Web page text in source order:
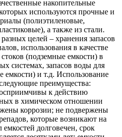
накопительные
используются прочные и
(полиэтиленовые,
а также из стали.
целей – хранения запасов
использования в качестве
(подземные емкости) в
системах, запасов воды для
и т.д. Использование
преимущества:
к действию
в химическом отношении
коррозии; не подвержены
которые возникают на
долговечен, срок